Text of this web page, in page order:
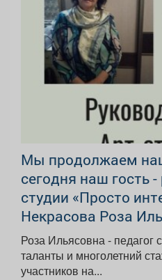
Мы продолжаем
сегодня наш гость
студии «Просто
Некрасова Роза
Роза Ильясовна -
таланты и многолетний
участников на...